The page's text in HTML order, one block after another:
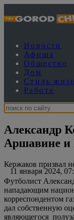
Новости
Афиша
Общество
Дом
Стиль
Работа
Александр
Аршавине и
11 января 2024,
Кержаков призвал
Футболист
нападающим
корреспондентом
дал собственную
являющегося